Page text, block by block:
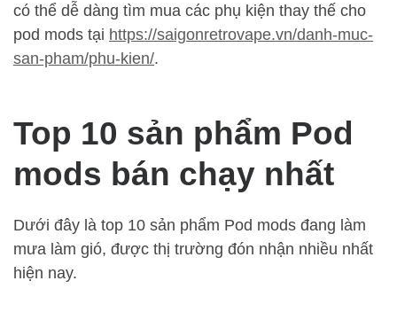
có thể dễ dàng tìm mua các phụ kiện thay thế cho
pod mods tại https://saigonretrovape.vn/danh-muc-
san-pham/phu-kien/.
Top 10 sản phẩm Pod
mods bán chạy nhất
Dưới đây là top 10 sản phẩm Pod mods đang làm
mưa làm gió, được thị trường đón nhận nhiều nhất
hiện nay.